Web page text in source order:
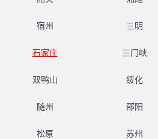
宿州 三明
石家庄 三门峡
双鸭山 绥化
随州 邵阳
松原 苏州